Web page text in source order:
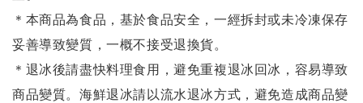
＊本商品為食品，基於食品安全，一經拆封或未冷凍保存
妥善導致變質，一概不接受退換貨。
＊退冰後請盡快料理食用，避免重複退冰回冰，容易導致
商品變質。海鮮退冰請以流水退冰方式，避免造成商品變